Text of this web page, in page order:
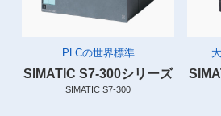
PLCの世界標準
SIMATIC S7-300シリーズ
SIMATIC S7-300